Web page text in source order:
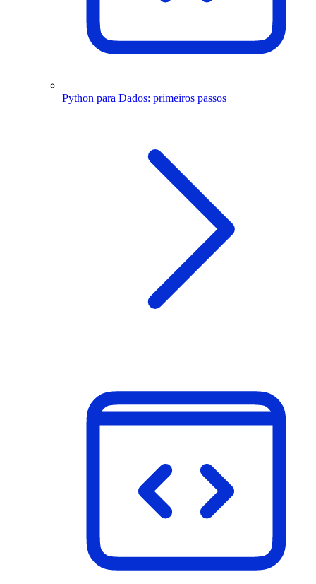
Python para Dados: primeiros passos